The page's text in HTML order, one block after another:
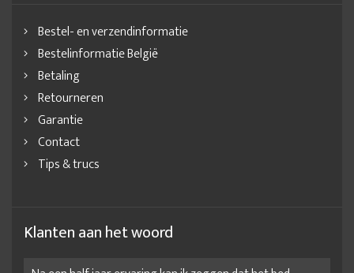
Bestel- en verzendinformatie
Bestelinformatie België
Betaling
Retourneren
Garantie
Contact
Tips & trucs
Klanten aan het woord